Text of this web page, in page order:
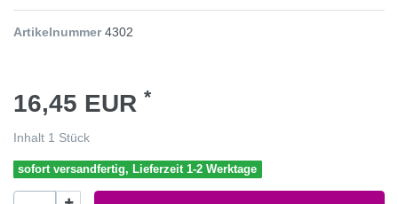
Artikelnummer4302
16,45 EUR *
Inhalt 1 Stück
sofort versandfertig, Lieferzeit 1-2 Werktage